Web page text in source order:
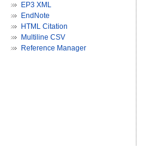
EP3 XML
EndNote
HTML Citation
Multiline CSV
Reference Manager